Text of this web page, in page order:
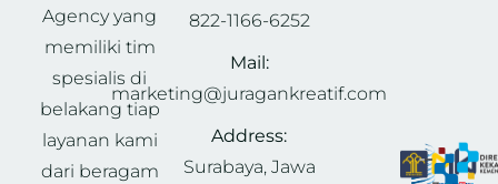
Agency yang
memiliki tim
spesialis di
belakang tiap
layanan kami
dari beragam
822-1166-6252
Mail:
marketing@juragankreatif.com
Address:
Surabaya, Jawa